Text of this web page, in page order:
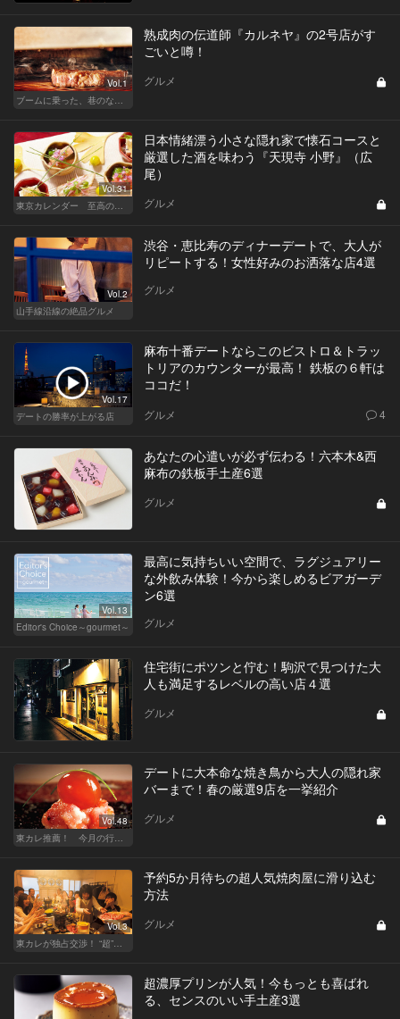
Vol.1
ブームに乗った、巷のなんちゃってに喝！ 真実の熟成肉しか食べたくない！
熟成肉の伝道師『カルネヤ』の2号店がす
ごいと噂！
グルメ
Vol.31
東京カレンダー 至高の名店シリーズ
日本情緒漂う小さな隠れ家で懐石コースと
厳選した酒を味わう『天現寺 小野』（広
尾）
グルメ
Vol.2
山手線沿線の絶品グルメ
渋谷・恵比寿のディナーデートで、大人が
リピートする！女性好みのお洒落な店4選
グルメ
Vol.17
デートの勝率が上がる店
麻布十番デートならこのビストロ＆トラッ
トリアのカウンターが最高！ 鉄板の６軒は
ココだ！
グルメ 4
あなたの心遣いが必ず伝わる！六本木&西
麻布の鉄板手土産6選
グルメ
Vol.13
Editor's Choice～gourmet～
最高に気持ちいい空間で、ラグジュアリー
な外飲み体験！今から楽しめるビアガーデ
ン6選
グルメ
住宅街にポツンと佇む！駒沢で見つけた大
人も満足するレベルの高い店４選
グルメ
Vol.48
東カレ推薦！ 今月の行くべき店
デートに大本命な焼き鳥から大人の隠れ家
バーまで！春の厳選9店を一挙紹介
グルメ
Vol.3
東カレが独占交渉！ “超”予約困難店の席をリザーブ！
予約5か月待ちの超人気焼肉屋に滑り込む
方法
グルメ
超濃厚プリンが人気！今もっとも喜ばれ
る、センスのいい手土産3選